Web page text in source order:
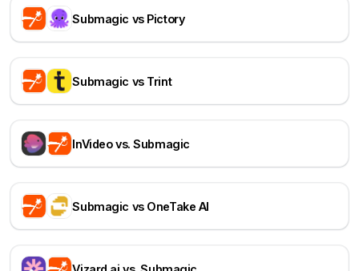
Submagic vs Pictory
Submagic vs Trint
InVideo vs. Submagic
Submagic vs OneTake AI